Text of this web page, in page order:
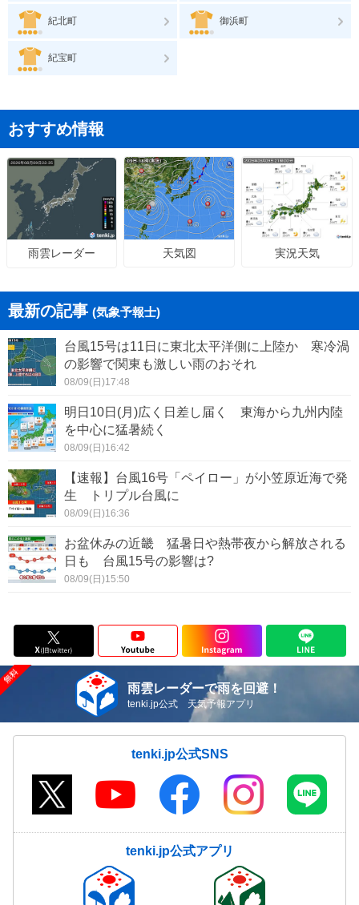
紀北町 御浜町
紀宝町
おすすめ情報
雨雲レーダー 天気図 実況天気
最新の記事 (気象予報士)
台風15号は11日に東北太平洋側に上陸か 寒冷渦
の影響で関東も激しい雨のおそれ
08/09(日)17:48
明日10日(月)広く日差し届く 東海から九州内陸
を中心に猛暑続く
08/09(日)16:42
【速報】台風16号「ペイロー」が小笠原近海で発
生 トリプル台風に
08/09(日)16:36
お盆休みの近畿 猛暑日や熱帯夜から解放される
日も 台風15号の影響は?
08/09(日)15:50
雨雲レーダーで雨を回避！
tenki.jp公式 天気予報アプリ
tenki.jp公式SNS
tenki.jp公式アプリ